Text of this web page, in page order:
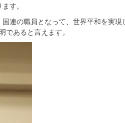
す。
連の職員となって、世界平和を実現
であると言えます。